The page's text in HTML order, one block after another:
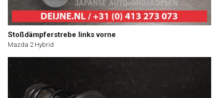
Stoßdämpferstrebe links vorne
Mazda 2 Hybrid